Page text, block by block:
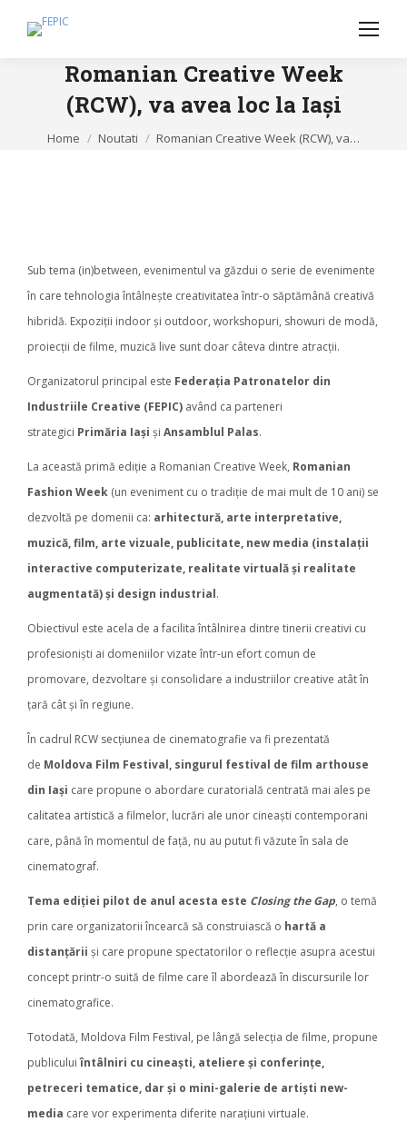
Romanian Creative Week
(RCW), va avea loc la Iași
You are here:
Home Noutati Romanian Creative Week (RCW), va…
Sub tema (in)between, evenimentul va găzdui o serie de evenimente
în care tehnologia întâlnește creativitatea într-o săptămână creativă
hibridă. Expoziții indoor și outdoor, workshopuri, showuri de modă,
proiecții de filme, muzică live sunt doar câteva dintre atracții.
Organizatorul principal este Federația Patronatelor din
Industriile Creative (FEPIC) având ca parteneri
strategici Primăria Iași și Ansamblul Palas.
La această primă ediție a Romanian Creative Week, Romanian
Fashion Week (un eveniment cu o tradiție de mai mult de 10 ani) se
dezvoltă pe domenii ca: arhitectură, arte interpretative,
muzică, film, arte vizuale, publicitate, new media (instalații
interactive computerizate, realitate virtuală și realitate
augmentată) și design industrial.
Obiectivul este acela de a facilita întâlnirea dintre tinerii creativi cu
profesioniști ai domeniilor vizate într-un efort comun de
promovare, dezvoltare și consolidare a industriilor creative atât în
țară cât și în regiune.
În cadrul RCW secțiunea de cinematografie va fi prezentată
de Moldova Film Festival, singurul festival de film arthouse
din Iași care propune o abordare curatorială centrată mai ales pe
calitatea artistică a filmelor, lucrări ale unor cineaști contemporani
care, până în momentul de față, nu au putut fi văzute în sala de
cinematograf.
Tema ediției pilot de anul acesta este Closing the Gap, o temă
prin care organizatorii încearcă să construiască o hartă a
distanțării și care propune spectatorilor o reflecție asupra acestui
concept printr-o suită de filme care îl abordează în discursurile lor
cinematografice.
Totodată, Moldova Film Festival, pe lângă selecția de filme, propune
publiculuiîntâlniri cu cineaști, ateliere și conferințe,
petreceri tematice, dar și o mini-galerie de artiști new-
media care vor experimenta diferite narațiuni virtuale.